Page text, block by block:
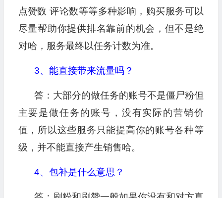
点赞数 评论数等等多种影响，购买服务可以
尽量帮助你提供排名靠前的机会，但不是绝
对哈，服务最终以任务计数为准。
3、能直接带来流量吗？
答：大部分的做任务的账号不是僵尸粉但
主要是做任务的账号，没有实际的营销价
值，所以这些服务只能提高你的账号各种等
级，并不能直接产生销售哈。
4、包补是什么意思？